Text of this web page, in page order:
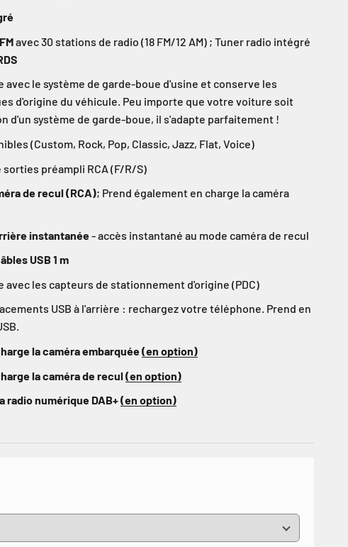
avec 30 stations de radio (18 FM/12 AM) ; Tuner radio intégré
avec le système de garde-boue d'usine et conserve les
d'origine du véhicule. Peu importe que votre voiture soit
d'un système de garde-boue, il s'adapte parfaitement !
(Custom, Rock, Pop, Classic, Jazz, Flat, Voice)
sorties préampli RCA (F/R/S)
de recul (RCA); Prend également en charge la caméra
instantanée- accès instantané au mode caméra de recul
USB 1 m
avec les capteurs de stationnement d'origine (PDC)
USB à l'arrière : rechargez votre téléphone. Prend en
la caméra embarquée(en option)
la caméra de recul (en option)
radio numérique DAB+(en option)